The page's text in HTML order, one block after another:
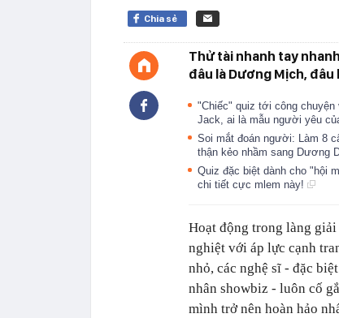
Chia sẻ
Thử tài nhanh tay
đâu là Dương Mịch,
"Chiếc" quiz tới công
Jack, ai là mẫu người yêu
Soi mắt đoán người: Làm 8
thận kẻo nhầm sang Dương
Quiz đặc biệt dành cho "hội
chi tiết cực mlem này!
Hoạt động trong làng
nghiệt với áp lực cạnh
nhỏ, các nghệ sĩ - đặc
nhân showbiz - luôn cố
mình trở nên hoàn hảo